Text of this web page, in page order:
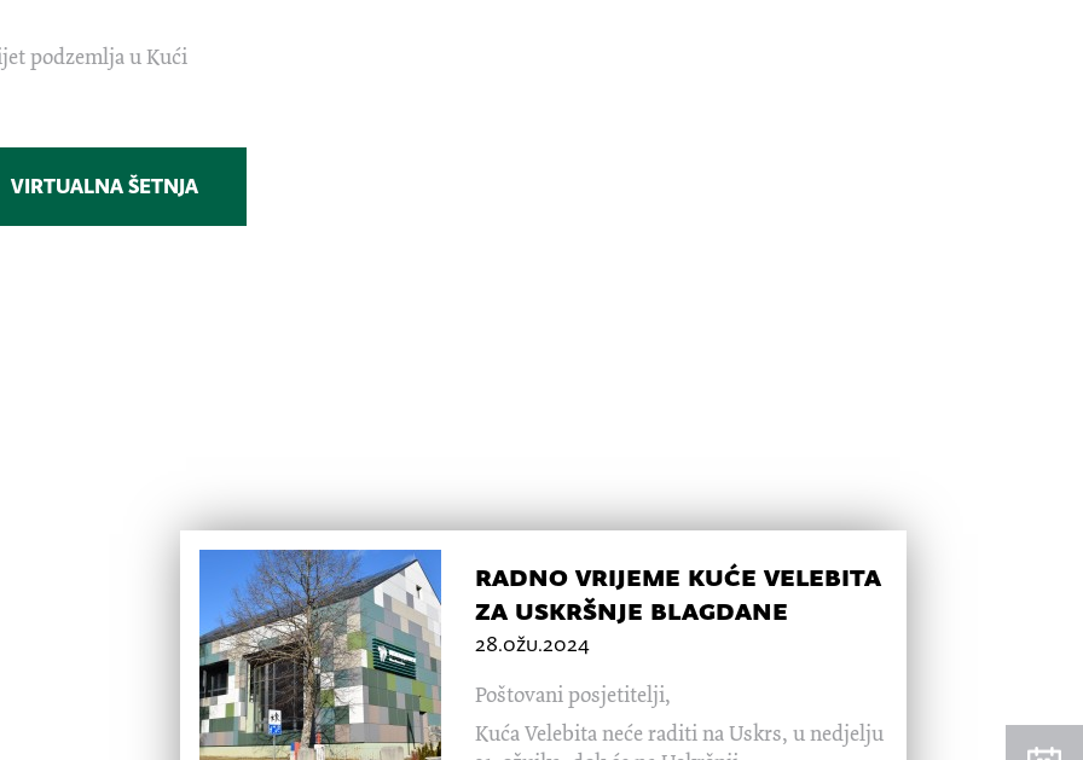
podzemlja u Kući
VIRTUALNA ŠETNJA
radno vrijeme kuće velebita
za uskršnje blagdane
28.ožu.2024
Poštovani posjetitelji,
Kuća Velebita neće raditi na Uskrs, u nedjelju